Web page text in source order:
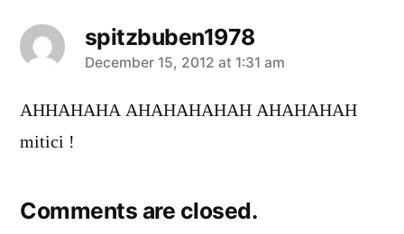
spitzbuben1978
says:
December 15, 2012 at 1:31 am
AHHAHAHA AHAHAHAHAH AHAHAHAH
mitici !
Comments are closed.